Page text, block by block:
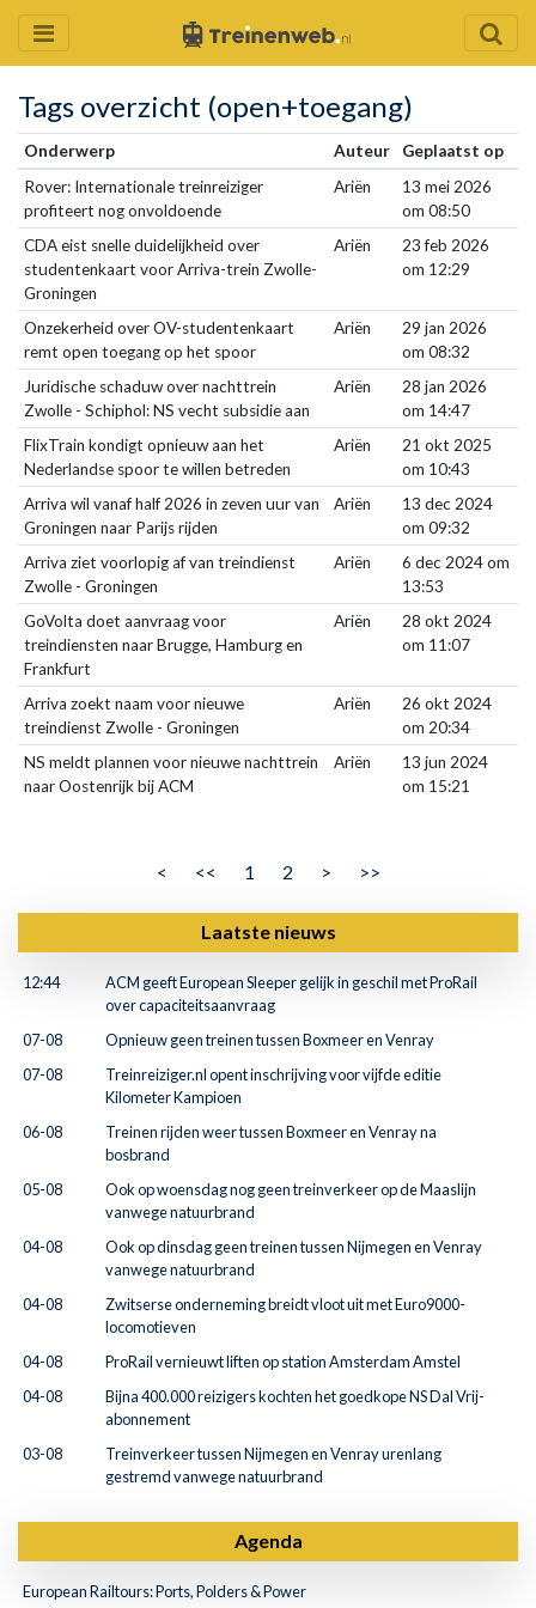
Tags overzicht (open+toegang)
Onderwerp Auteur
Geplaatst op
Rover: Internationale treinreiziger
profiteert nog onvoldoende
Ariën
13 mei 2026
om 08:50
CDA eist snelle duidelijkheid over
studentenkaart voor Arriva-trein Zwolle-
Groningen
Ariën
23 feb 2026
om 12:29
Onzekerheid over OV-studentenkaart
remt open toegang op het spoor
Ariën
29 jan 2026
om 08:32
Juridische schaduw over nachttrein
Zwolle - Schiphol: NS vecht subsidie aan
Ariën
28 jan 2026
om 14:47
FlixTrain kondigt opnieuw aan het
Nederlandse spoor te willen betreden
Ariën
21 okt 2025
om 10:43
Arriva wil vanaf half 2026 in zeven uur van
Groningen naar Parijs rijden
Ariën
13 dec 2024
om 09:32
Arriva ziet voorlopig af van treindienst
Zwolle - Groningen
Ariën
6 dec 2024 om
13:53
GoVolta doet aanvraag voor
treindiensten naar Brugge, Hamburg en
Frankfurt
Ariën
28 okt 2024
om 11:07
Arriva zoekt naam voor nieuwe
treindienst Zwolle - Groningen
Ariën
26 okt 2024
om 20:34
NS meldt plannen voor nieuwe nachttrein
naar Oostenrijk bij ACM
Ariën
13 jun 2024
om 15:21
< << 1 2 > >>
Laatste nieuws
12:44
ACM geeft European Sleeper gelijk in geschil met ProRail
over capaciteitsaanvraag
07-08
Opnieuw geen treinen tussen Boxmeer en Venray
07-08
Treinreiziger.nl opent inschrijving voor vijfde editie
Kilometer Kampioen
06-08
Treinen rijden weer tussen Boxmeer en Venray na
bosbrand
05-08
Ook op woensdag nog geen treinverkeer op de Maaslijn
vanwege natuurbrand
04-08
Ook op dinsdag geen treinen tussen Nijmegen en Venray
vanwege natuurbrand
04-08
Zwitserse onderneming breidt vloot uit met Euro9000-
locomotieven
04-08
ProRail vernieuwt liften op station Amsterdam Amstel
04-08
Bijna 400.000 reizigers kochten het goedkope NS Dal Vrij-
abonnement
03-08
Treinverkeer tussen Nijmegen en Venray urenlang
gestremd vanwege natuurbrand
Agenda
European Railtours: Ports, Polders & Power